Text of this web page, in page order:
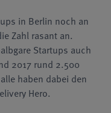
in Berlin noch an
Zahl rasant an.
Startups auch
2017 rund 2.500
haben dabei den
Hero.